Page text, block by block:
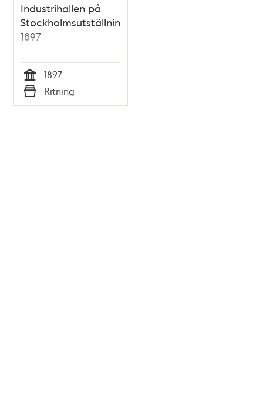
Industrihallen på
Stockholmsutställningen
1897
Tid
1897
Typ
Ritning